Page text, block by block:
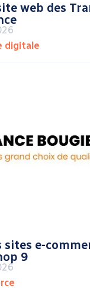
web des
digitale
e-
9